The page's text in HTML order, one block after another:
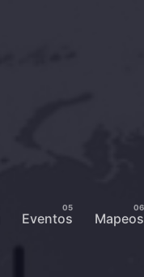
Eventos Mapeos